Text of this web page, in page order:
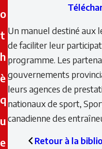
o
t
h
è
q
u
e
Un manuel destiné aux
de faciliter leur
programme. Les
gouvernements
leurs agences de
nationaux de sport,
canadienne des
Retour à la